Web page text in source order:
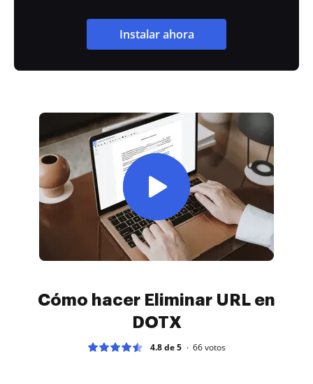
Instalar ahora
Cómo hacer Eliminar URL en
DOTX
4.8 de 5 66votos